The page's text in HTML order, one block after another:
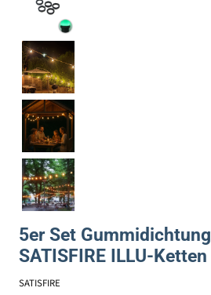
5er Set
SATISFIRE ILLU-Ketten
SATISFIRE